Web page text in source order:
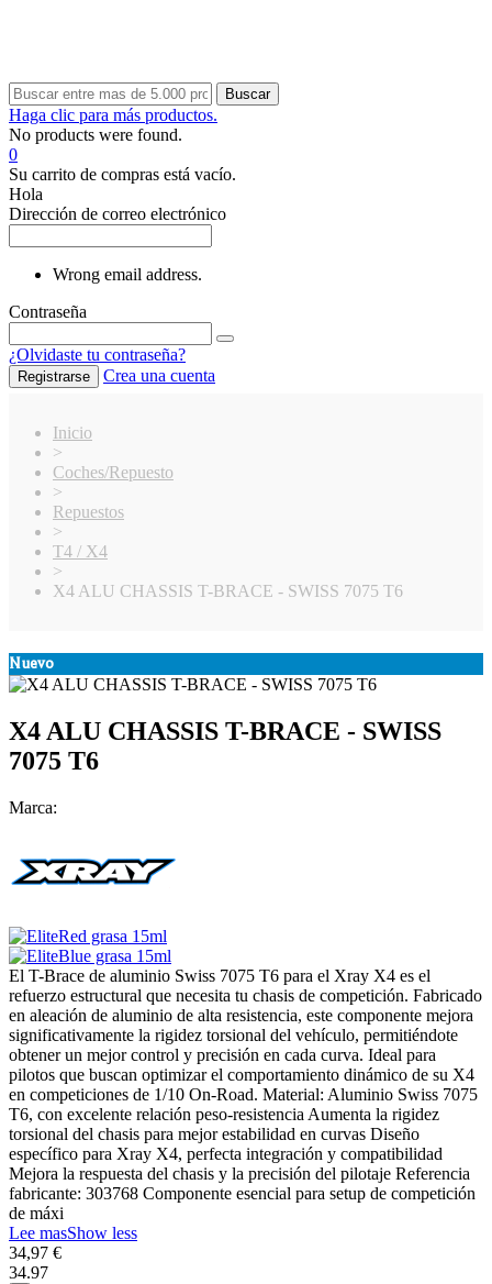
Buscar
Haga clic para más productos.
No products were found.
0
Su carrito de compras está vacío.
Hola
Dirección de correo electrónico
Wrong email address.
Contraseña
¿Olvidaste tu contraseña?
Registrarse Crea una cuenta
Inicio
>
Coches/Repuesto
>
Repuestos
>
T4 / X4
>
X4 ALU CHASSIS T-BRACE - SWISS 7075 T6
Nuevo
X4 ALU CHASSIS T-BRACE - SWISS
7075 T6
Marca:
El T-Brace de aluminio Swiss 7075 T6 para el Xray X4 es el
refuerzo estructural que necesita tu chasis de competición. Fabricado
en aleación de aluminio de alta resistencia, este componente mejora
significativamente la rigidez torsional del vehículo, permitiéndote
obtener un mejor control y precisión en cada curva. Ideal para
pilotos que buscan optimizar el comportamiento dinámico de su X4
en competiciones de 1/10 On-Road. Material: Aluminio Swiss 7075
T6, con excelente relación peso-resistencia Aumenta la rigidez
torsional del chasis para mejor estabilidad en curvas Diseño
específico para Xray X4, perfecta integración y compatibilidad
Mejora la respuesta del chasis y la precisión del pilotaje Referencia
fabricante: 303768 Componente esencial para setup de competición
de máxi
Lee masShow less
34,97 €
34.97